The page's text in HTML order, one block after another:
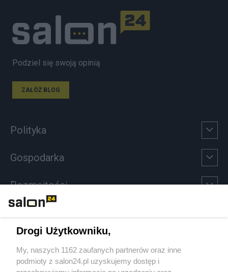
Podziel się swoją opinią
ZAŁÓŻ BLOG
Polityka
Gospodarka
Rozmaitości
Sport
Społeczeństwo
Drogi Użytkowniku,
My, naszych 1162 zaufanych partnerów oraz inne
podmioty z salon24.pl uzyskujemy dostęp i